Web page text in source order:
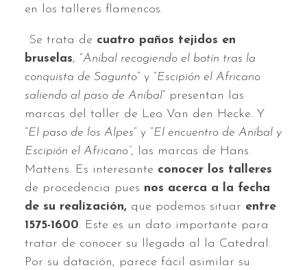
en los talleres flamencos.
Se trata de cuatro paños tejidos en
bruselas, “Aníbal recogiendo el botín tras la
conquista de Sagunto” y “Escipión el Africano
saliendo al paso de Aníbal” presentan las
marcas del taller de Leo Van den Hecke. Y
“El paso de los Alpes” y “El encuentro de Aníbal y
Escipión el Africano”, las marcas de Hans
Mattens. Es interesante conocer los talleres
de procedencia pues nos acerca a la fecha
de su realización, que podemos situar entre
1575-1600. Este es un dato importante para
tratar de conocer su llegada al la Catedral.
Por su datación, parece fácil asimilar su